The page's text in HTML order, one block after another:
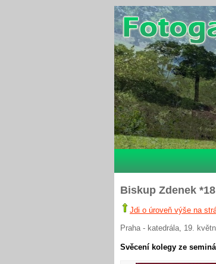
Biskup Zdenek *18
Jdi o úroveň výše na
Praha - katedrála, 19.
Svěcení kolegy ze